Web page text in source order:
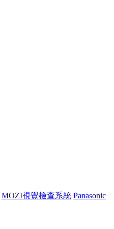
MOZI視覺檢查系統 Panasonic